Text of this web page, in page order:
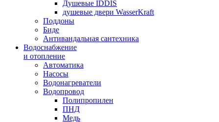
Душевые IDDIS
душевые двери WasserKraft
Поддоны
Биде
Антивандальная сантехника
Водоснабжение
и отопление
Автоматика
Насосы
Водонагреватели
Водопровод
Полипропилен
ПНД
Медь